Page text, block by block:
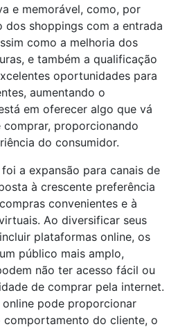
e memorável, como, por
dos shoppings com a entrada
como a melhoria dos
e também a qualificação
oportunidades para
aumentando o
em oferecer algo que vá
proporcionando
do consumidor.
a expansão para canais de
à crescente preferência
convenientes e à
Ao diversificar seus
plataformas online, os
público mais amplo,
não ter acesso fácil ou
de comprar pela internet.
pode proporcionar
do cliente, o